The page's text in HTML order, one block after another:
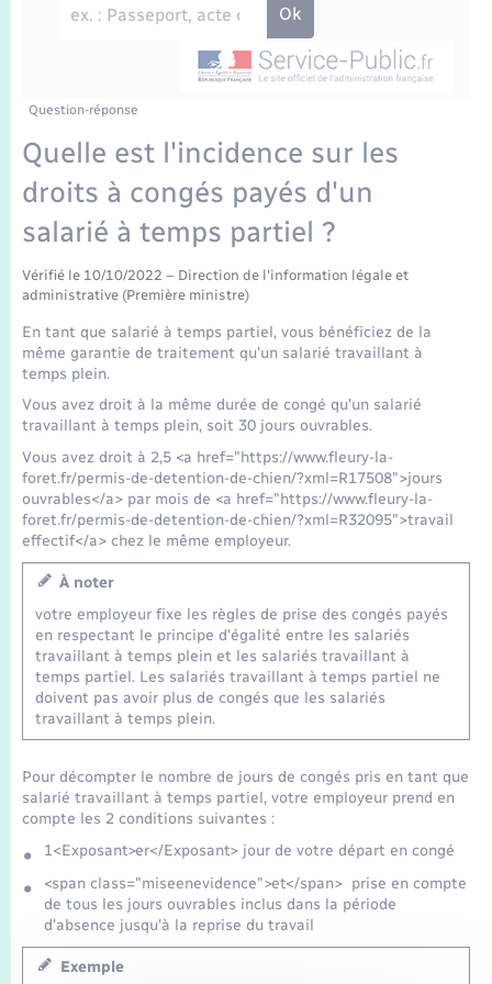
Etat-civil - Papiers - Citoyenneté
Parrainage civil
Recensement
Concessions funéraires
Nouvel habitant
Numérique
Organisation d’événement
Sécurité - Prévention
Seniors
Transports
Transports scolaires
Voirie et espace public
Travaux - Autorisation d’occupation de l’espace
Plan interactif
La Communauté de communes
Question-réponse
Quelle est l'incidence sur les
droits à congés payés d'un
salarié à temps partiel ?
Vérifié le 10/10/2022 – Direction de l'information légale et
administrative (Première ministre)
En tant que salarié à temps partiel, vous bénéficiez de la
même garantie de traitement qu'un salarié travaillant à
temps plein.
Vous avez droit à la même durée de congé qu'un salarié
travaillant à temps plein, soit 30 jours ouvrables.
Vous avez droit à 2,5 <a href="https://www.fleury-la-
foret.fr/permis-de-detention-de-chien/?xml=R17508">jours
ouvrables</a> par mois de <a href="https://www.fleury-la-
foret.fr/permis-de-detention-de-chien/?xml=R32095">travail
effectif</a> chez le même employeur.
À noter
votre employeur fixe les règles de prise des congés payés
en respectant le principe d'égalité entre les salariés
travaillant à temps plein et les salariés travaillant à
temps partiel. Les salariés travaillant à temps partiel ne
doivent pas avoir plus de congés que les salariés
travaillant à temps plein.
Pour décompter le nombre de jours de congés pris en tant que
salarié travaillant à temps partiel, votre employeur prend en
compte les 2 conditions suivantes :
1<Exposant>er</Exposant> jour de votre départ en congé
<span class="miseenevidence">et</span> prise en compte
de tous les jours ouvrables inclus dans la période
d'absence jusqu'à la reprise du travail
Exemple